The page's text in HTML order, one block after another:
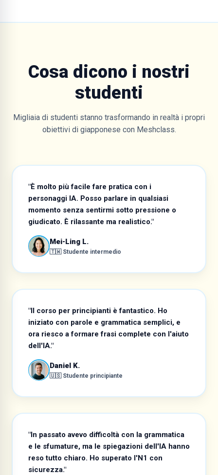
Cosa dicono i nostri
studenti
Migliaia di studenti stanno trasformando in realtà i propri
obiettivi di giapponese con Meshclass.
"È molto più facile fare pratica con i
personaggi IA. Posso parlare in qualsiasi
momento senza sentirmi sotto pressione o
giudicato. È rilassante ma realistico."
Mei-Ling L.
🇹🇼 Studente intermedio
"Il corso per principianti è fantastico. Ho
iniziato con parole e grammatica semplici, e
ora riesco a formare frasi complete con l'aiuto
dell'IA."
Daniel K.
🇺🇸 Studente principiante
"In passato avevo difficoltà con la grammatica
e le sfumature, ma le spiegazioni dell'IA hanno
reso tutto chiaro. Ho superato l'N1 con
sicurezza."